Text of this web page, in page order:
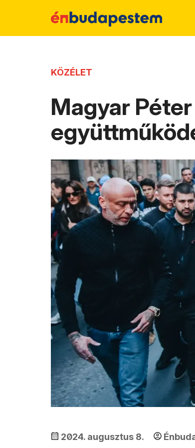
KÖZÉLET
Magyar
2024. augusztus 8.